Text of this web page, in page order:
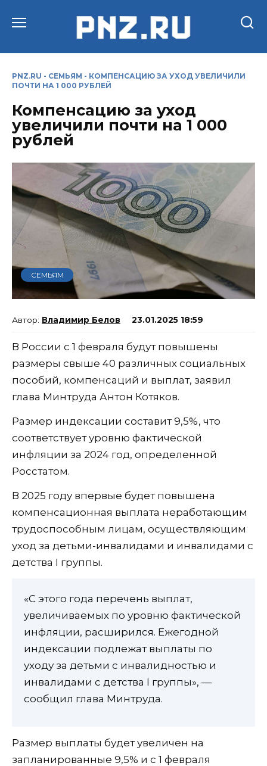
PNZ.RU - СЕМЬЯМ - КОМПЕНСАЦИЮ ЗА УХОД УВЕЛИЧИЛИ
ПОЧТИ НА 1 000 РУБЛЕЙ
Компенсацию за уход
увеличили почти на 1 000
рублей
СЕМЬЯМ
Владимир Белов 23.01.2025 18:59
В России с 1 февраля будут повышены
размеры свыше 40 различных социальных
пособий, компенсаций и выплат, заявил
глава Минтруда Антон Котяков.
Размер индексации составит 9,5%, что
соответствует уровню фактической
инфляции за 2024 год, определенной
Росстатом.
В 2025 году впервые будет повышена
компенсационная выплата неработающим
трудоспособным лицам, осуществляющим
уход за детьми-инвалидами и инвалидами с
детства I группы.
«С этого года перечень выплат,
увеличиваемых по уровню фактической
инфляции, расширился. Ежегодной
индексации подлежат выплаты по
уходу за детьми с инвалидностью и
инвалидами с детства I группы», —
сообщил глава Минтруда.
Размер выплаты будет увеличен на
запланированные 9,5% и с 1 февраля